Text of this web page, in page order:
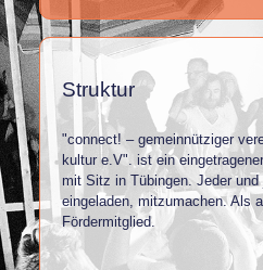
Struktur
"connect! – gemeinnütziger
kultur e.V". ist ein
mit Sitz in Tübingen. Jeder
eingeladen, mitzumachen. Als
Fördermitglied.